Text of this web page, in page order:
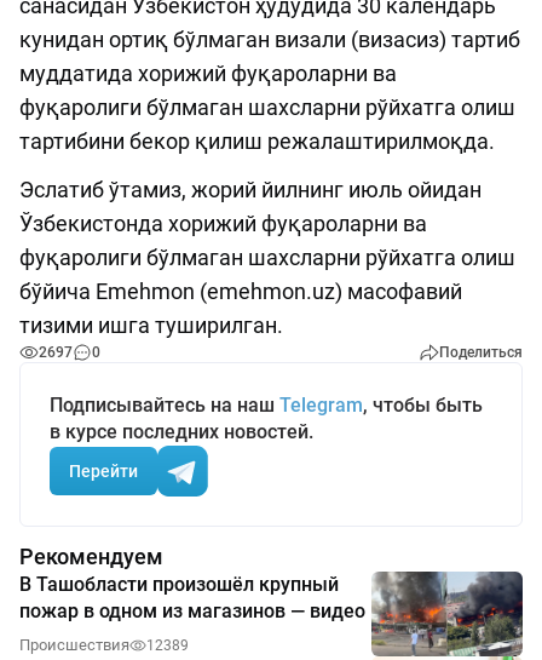
санасидан Ўзбекистон ҳудудида 30 календарь
кунидан ортиқ бўлмаган визали (визасиз) тартиб
муддатида хорижий фуқароларни ва
фуқаролиги бўлмаган шахсларни рўйхатга олиш
тартибини бекор қилиш режалаштирилмоқда.
Эслатиб ўтамиз, жорий йилнинг июль ойидан
Ўзбекистонда хорижий фуқароларни ва
фуқаролиги бўлмаган шахсларни рўйхатга олиш
бўйича Emehmon (emehmon.uz) масофавий
тизими ишга туширилган.
2697 0 Поделиться
Подписывайтесь на наш Telegram, чтобы быть
в курсе последних новостей.
Перейти
Рекомендуем
В Ташобласти произошёл крупный
пожар в одном из магазинов — видео
Происшествия 12389